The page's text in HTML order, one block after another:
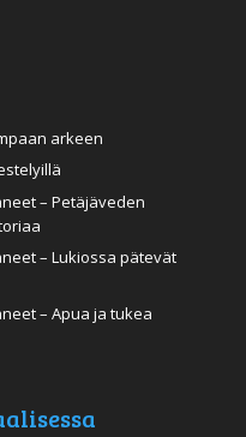
arkeen
– Petäjäveden
– Lukiossa pätevät
– Apua ja tukea